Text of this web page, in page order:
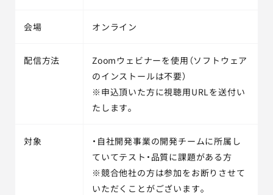
会場 オンライン
配信方法
Zoomウェビナーを使用（ソフトウェア
のインストールは不要）
※申込頂いた方に視聴用URLを送付い
たします。
対象
・自社開発事業の開発チームに所属し
ていてテスト・品質に課題がある方
※競合他社の方は参加をお断りさせて
いただくことがございます。